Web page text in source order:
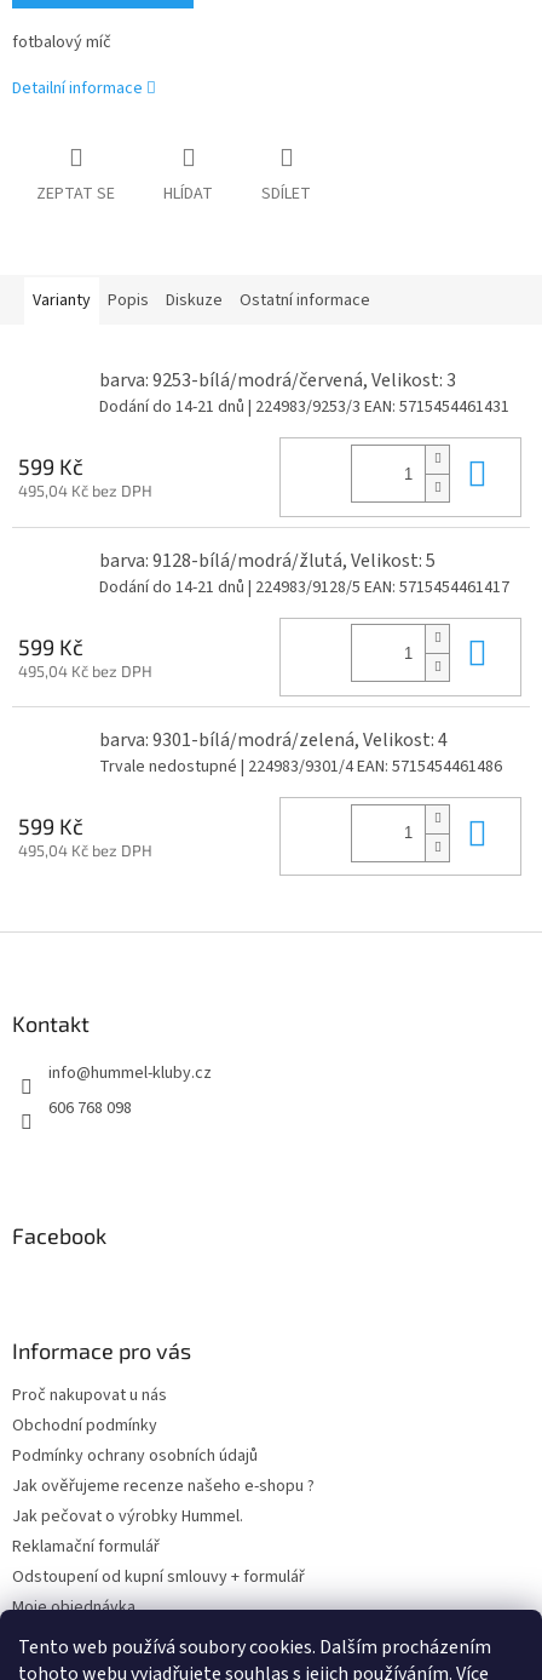
Tento web používá soubory cookies. Dalším procházením
tohoto webu vyjadřujete souhlas s jejich používáním. Více
fotbalový míč
Detailní informace
ZEPTAT SE HLÍDAT SDÍLET
Varianty Popis Diskuze Ostatní informace
barva: 9253-bílá/modrá/červená, Velikost: 3
Dodání do 14-21 dnů | 224983/9253/3 EAN: 5715454461431
599 Kč
495,04 Kč bez DPH
barva: 9128-bílá/modrá/žlutá, Velikost: 5
Dodání do 14-21 dnů | 224983/9128/5 EAN: 5715454461417
599 Kč
495,04 Kč bez DPH
barva: 9301-bílá/modrá/zelená, Velikost: 4
Trvale nedostupné | 224983/9301/4EAN: 5715454461486
599 Kč
495,04 Kč bez DPH
Kontakt
info@hummel-kluby.cz
606 768 098
Facebook
Informace pro vás
Proč nakupovat u nás
Obchodní podmínky
Podmínky ochrany osobních údajů
Jak ověřujeme recenze našeho e-shopu ?
Jak pečovat o výrobky Hummel.
Reklamační formulář
Odstoupení od kupní smlouvy + formulář
Moje objednávka
Odstoupení od smlouvy